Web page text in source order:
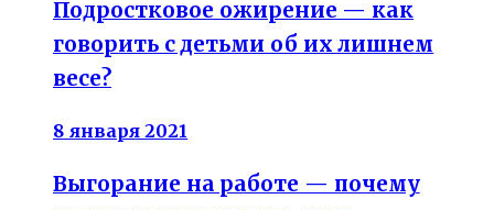
Подростковое ожирение — как
говорить с детьми об их лишнем
весе?
8 января 2021
Выгорание на работе — почему